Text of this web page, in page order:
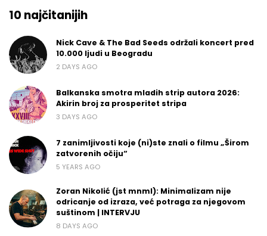
10 najčitanijih
Nick Cave & The Bad Seeds održali koncert pred
10.000 ljudi u Beogradu
2 DAYS AGO
Balkanska smotra mladih strip autora 2026:
Akirin broj za prosperitet stripa
3 DAYS AGO
7 zanimljivosti koje (ni)ste znali o filmu „Širom
zatvorenih očiju“
5 YEARS AGO
Zoran Nikolić (jst mnml): Minimalizam nije
odricanje od izraza, već potraga za njegovom
suštinom | INTERVJU
8 DAYS AGO